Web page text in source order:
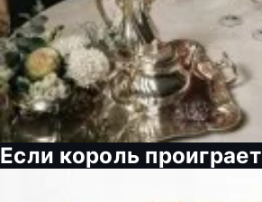
Если король проиграет